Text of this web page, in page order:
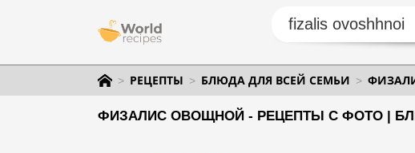
РЕЦЕПТЫ БЛЮДА ДЛЯ ВСЕЙ СЕМЬИ
ФИЗАЛИС ОВОЩНОЙ - РЕЦЕПТЫ С ФОТО |